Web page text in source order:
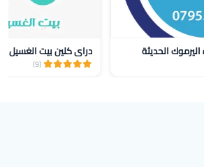
الحديثة دراي كلين بيت الغسيل
(9)